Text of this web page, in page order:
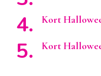
Kort
Kort